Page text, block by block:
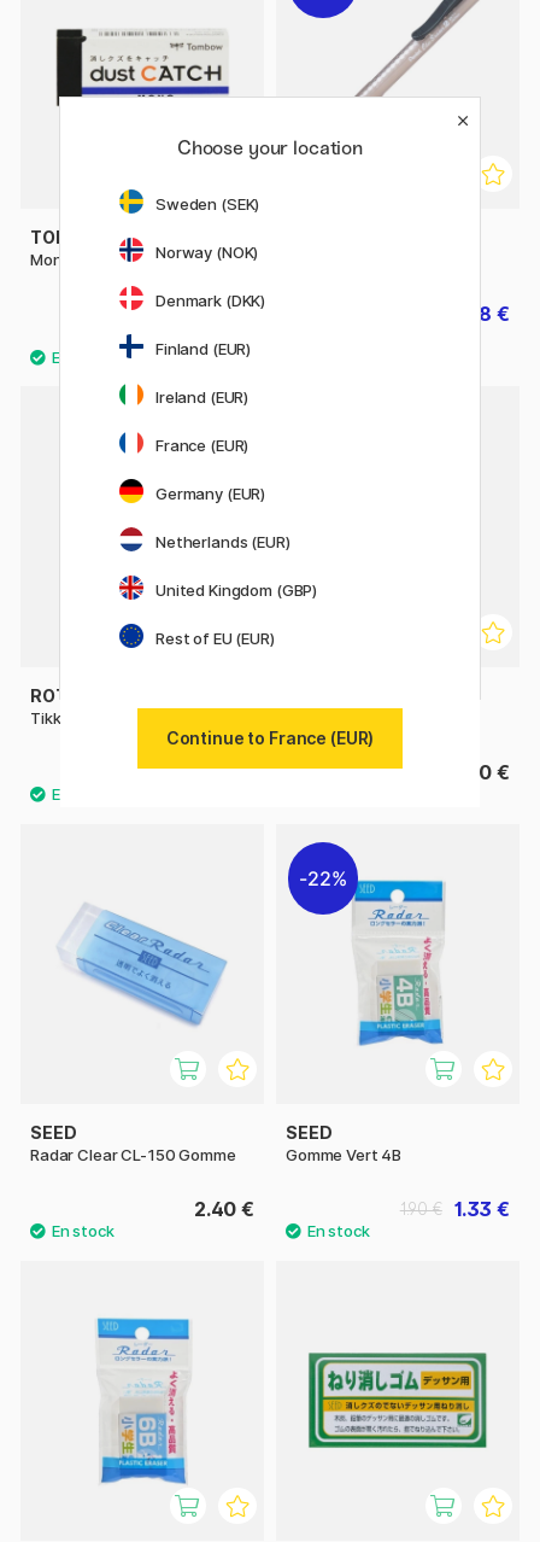
TOMBOW
Mono Dust Catch Gomme
2.38 €
ROTRING
Tikky 20 Gomme à effacer
1.80 € 9.80 €
SEED
Radar Clear CL-150 Gomme
2.40 €
22%
SEED
Gomme Vert 4B
1.33 €
1.90 €
Choose your location
Sweden (SEK)
Norway (NOK)
Denmark (DKK)
Finland (EUR)
Ireland (EUR)
France (EUR)
Germany (EUR)
Netherlands (EUR)
United Kingdom (GBP)
Rest of EU (EUR)
Continue to France (EUR)